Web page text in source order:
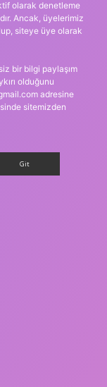
olarak denetleme
Ancak, üyelerimiz
siteye üye olarak
bir bilgi paylaşım
olduğunu
adresine
sitemizden